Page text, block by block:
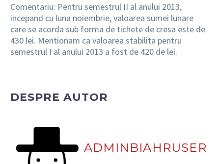
Comentariu: Pentru semestrul II al anului 2013,
incepand cu luna noiembrie, valoarea sumei lunare
care se acorda sub forma de tichete de cresa este de
430 lei. Mentionam ca valoarea stabilita pentru
semestrul I al anului 2013 a fost de 420 de lei.
DESPRE AUTOR
ADMINBIAHRUSER